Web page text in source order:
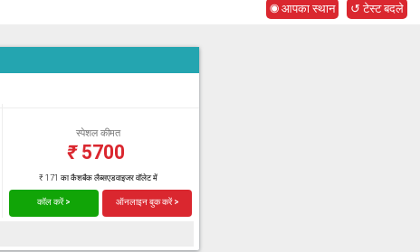
◉ आपका स्थान ↺ टेस्ट बदले
स्पेशल कीमत
₹5700
₹ 171 का कैशबैक लैब्सएडवाइजर वॉलेट में
कॉल करें > ऑनलाइन बुक करें >